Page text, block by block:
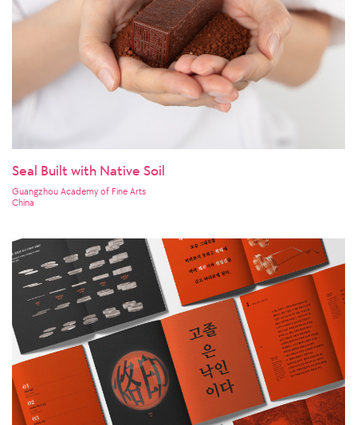
Seal Built with Native Soil
Guangzhou Academy of Fine Arts
China